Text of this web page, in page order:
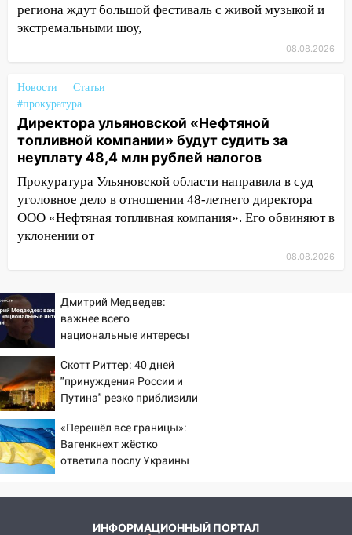
13:12 Дерево пробило крышу дома на
Новгородской в Ульяновске и рухнуло
упало во дворе
13:08 Ураган ударил по Ульяновску:
сорванные крыши, поваленные деревья,
затопленные улицы и остановившиеся
12:17 Ульяновск накрыл крупный град:
после ливня город снова уходит под
воду
Прокуратура взяла на контроль
Федерации
12:01
Пьяная женщина сбила
шестилетнего ребёнка на улице
Федерации: возбуждено уголовное дело
11:16
В Ульяновске ищут 37-летнего
мужчину, пропавшего ещё 19 июля
10:30
От мотофристайла до прогулки с
хаски: куда сходить в Ульяновской
области 8–9 августа
10:11 Директора ульяновской
«Нефтяной топливной компании» будут
региона ждут большой фестиваль с живой музыкой и
экстремальными шоу,
08.08.2026
Новости
Статьи
#прокуратура
Директора ульяновской «Нефтяной
топливной компании» будут судить за
неуплату 48,4 млн рублей налогов
Прокуратура Ульяновской области направила в суд
уголовное дело в отношении 48-летнего директора
ООО «Нефтяная топливная компания». Его обвиняют в
уклонении от
08.08.2026
Дмитрий Медведев:
важнее всего
национальные интересы
Скотт Риттер: 40 дней
"принуждения России и
Путина" резко приблизили
«Перешёл все границы»:
Вагенкнехт жёстко
ответила послу Украины
ИНФОРМАЦИОННЫЙ ПОРТАЛ